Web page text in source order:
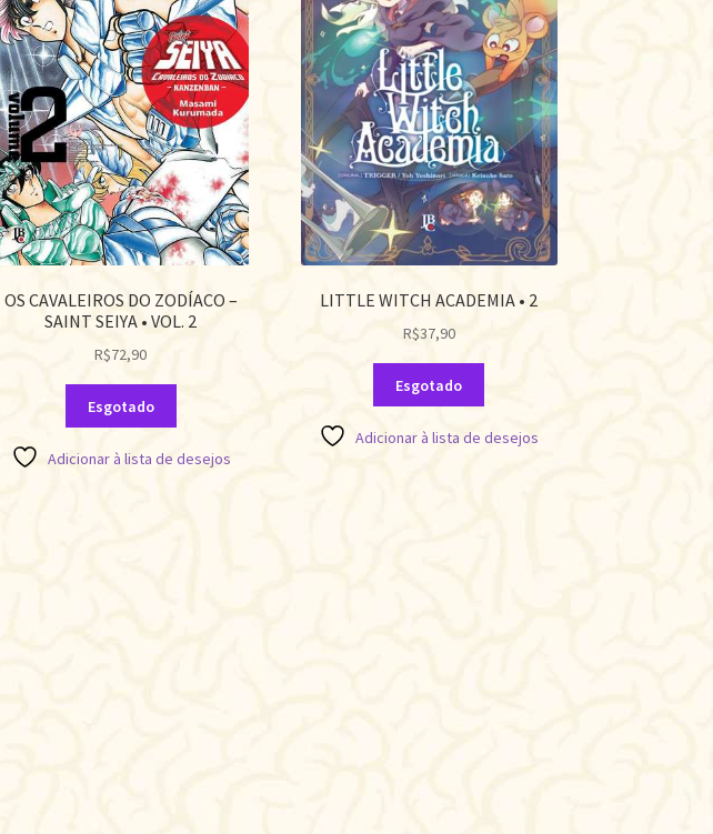
OS CAVALEIROS DO ZODÍACO –
SAINT SEIYA • VOL. 2
R$72,90
Esgotado
Adicionar à lista de desejos
LITTLE WITCH ACADEMIA • 2
R$37,90
Esgotado
Adicionar à lista de desejos